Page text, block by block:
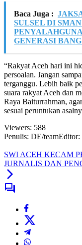
Baca Juga :
SULSEL DI
GENERASI
“Rakyat Aceh hari ini
persoalan. Jangan
terganggu. Lebih baik
suara rakyat Aceh dan
Raya Baiturrahman,
sesuai peruntukan
Viewers: 588
Penulis: DE/teamEditor:
SWI ACEH KECAM
JURNALIS DAN